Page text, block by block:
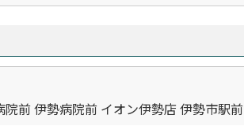
院前 伊勢病院前 イオン伊勢店 伊勢市駅前